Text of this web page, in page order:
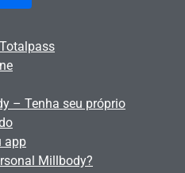
– Tenha seu próprio
app
Millbody?